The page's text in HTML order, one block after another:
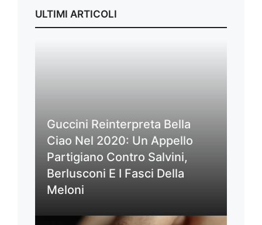
ULTIMI ARTICOLI
Guccini Reinterpreta Bella
Ciao Nel 2020: Un Appello
Partigiano Contro Salvini,
Berlusconi E I Fasci Della
Meloni